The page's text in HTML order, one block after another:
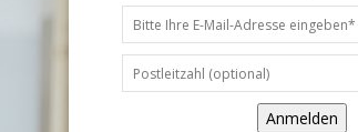
Anmelden